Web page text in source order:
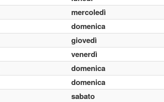
mercoledì
domenica
giovedì
venerdì
domenica
domenica
sabato